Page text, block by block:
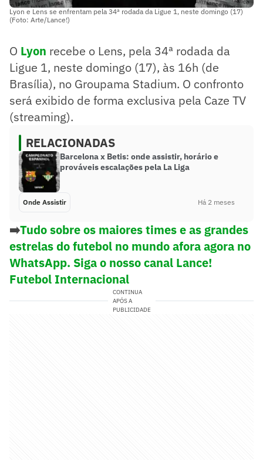
Lyon e Lens se enfrentam pela 34ª rodada da Ligue 1, neste domingo (17)
(Foto: Arte/Lance!)
O Lyon recebe o Lens, pela 34ª rodada da
Ligue 1, neste domingo (17), às 16h (de
Brasília), no Groupama Stadium. O confronto
será exibido de forma exclusiva pela Caze TV
(streaming).
RELACIONADAS
Barcelona x Betis: onde assistir, horário e
prováveis escalações pela La Liga
Onde Assistir Há 2 meses
➡️Tudo sobre os maiores times e as grandes
estrelas do futebol no mundo afora agora no
WhatsApp. Siga o nosso canal Lance!
Futebol Internacional
CONTINUA
APÓS A
PUBLICIDADE